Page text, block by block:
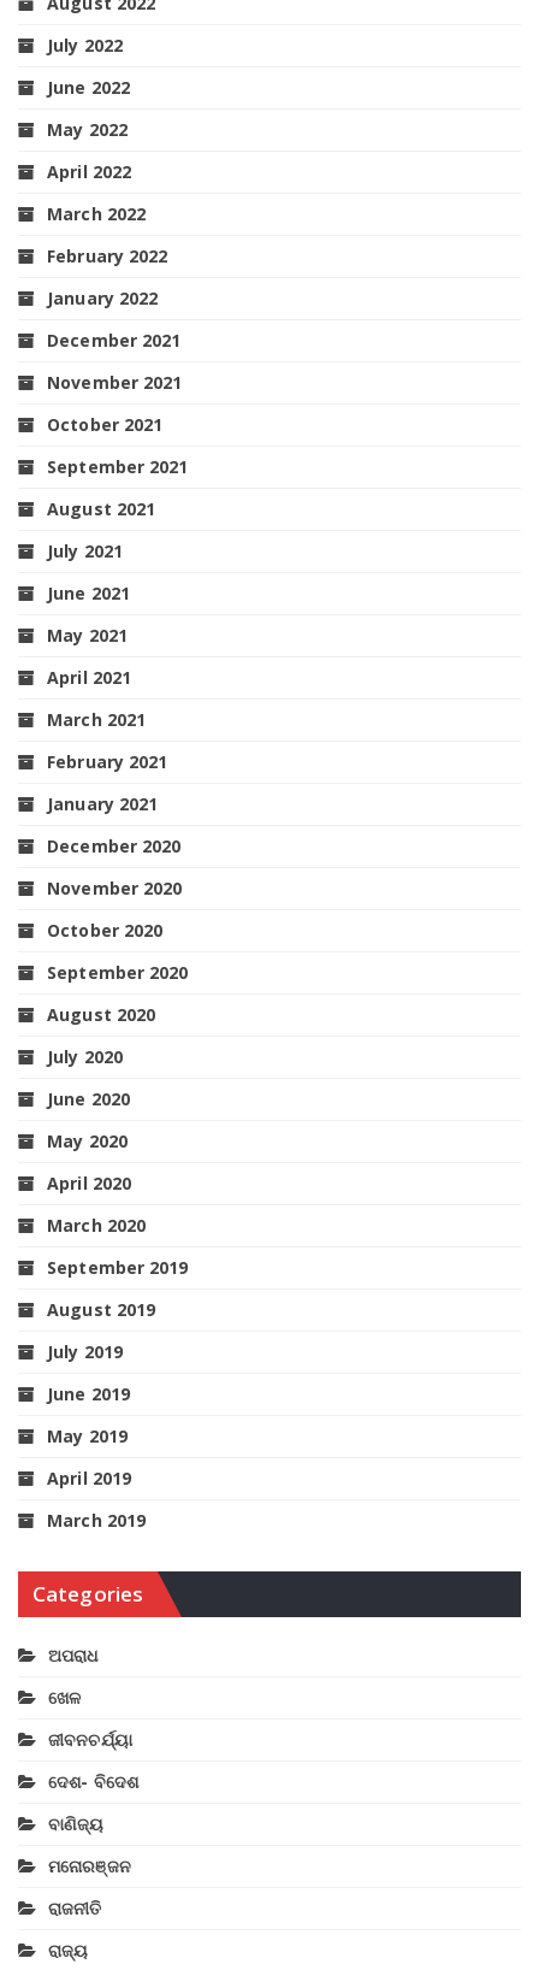
July 2022
June 2022
May 2022
April 2022
March 2022
February 2022
January 2022
December 2021
November 2021
October 2021
September 2021
August 2021
July 2021
June 2021
May 2021
April 2021
March 2021
February 2021
January 2021
December 2020
November 2020
October 2020
September 2020
August 2020
July 2020
June 2020
May 2020
April 2020
March 2020
September 2019
August 2019
July 2019
June 2019
May 2019
April 2019
March 2019
Categories
ଅପରାଧ
ଖେଳ
ଜୀବନଚର୍ଯ୍ୟା
ଦେଶ- ବିଦେଶ
ବାଣିଜ୍ୟ
ମନୋରଞ୍ଜନ
ରାଜନୀତି
ରାଜ୍ୟ